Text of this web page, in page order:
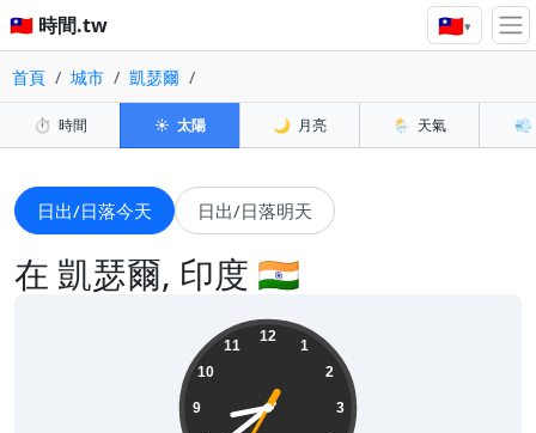
🇹🇼 時間.tw 🇹🇼▾
首頁 城市 凱瑟爾
⏱️ 時間 ☀️ 太陽 🌙 月亮 🌦️ 天氣 💨
日出/日落今天 日出/日落明天
在 凱瑟爾, 印度 🇮🇳
12
1
2
3
9
10
11